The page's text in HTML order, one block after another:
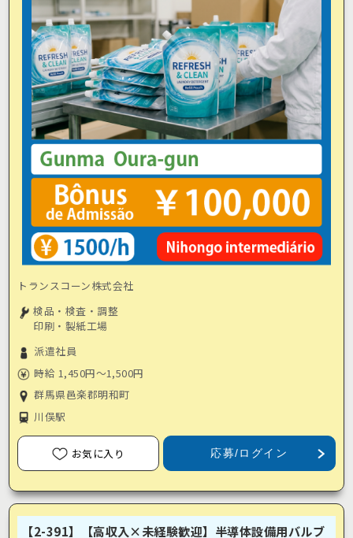
トランスコーン株式会社
検品・検査・調整
印刷・製紙工場
派遣社員
時給 1,450円～1,500円
群馬県邑楽郡明和町
川俣駅
お気に入り 応募/ログイン
【2-391】【高収入×未経験歓迎】半導体設備用バルブ